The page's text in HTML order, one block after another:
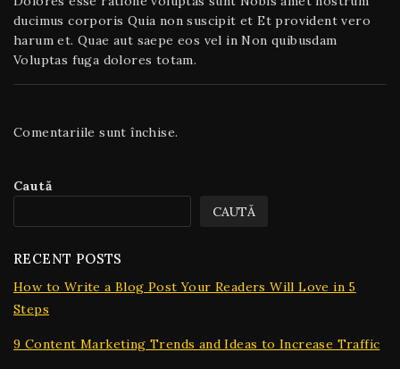
ducimus corporis Quia non suscipit et Et provident vero
harum et. Quae aut saepe eos vel in Non quibusdam
Voluptas fuga dolores totam.
Comentariile sunt închise.
Caută
CAUTĂ
RECENT POSTS
How to Write a Blog Post Your Readers Will Love in 5
Steps
9 Content Marketing Trends and Ideas to Increase Traffic